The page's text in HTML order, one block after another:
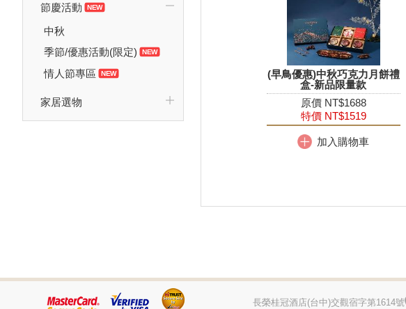
節慶活動
中秋
季節/優惠活動(限定)
情人節專區
家居選物
(早鳥優惠)中秋巧克力月餅禮
盒-新品限量款
原價 NT$1688
特價 NT$1519
加入購物車
長榮桂冠酒店(台中)交觀宿字第1614號